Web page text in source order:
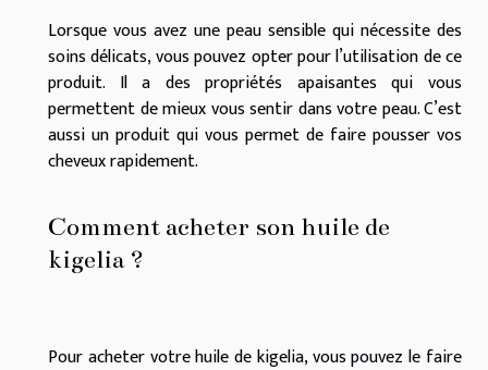
Lorsque vous avez une peau sensible qui nécessite des
soins délicats, vous pouvez opter pour l’utilisation de ce
produit. Il a des propriétés apaisantes qui vous
permettent de mieux vous sentir dans votre peau. C’est
aussi un produit qui vous permet de faire pousser vos
cheveux rapidement.
Comment acheter son huile de
kigelia ?
Pour acheter votre huile de kigelia, vous pouvez le faire